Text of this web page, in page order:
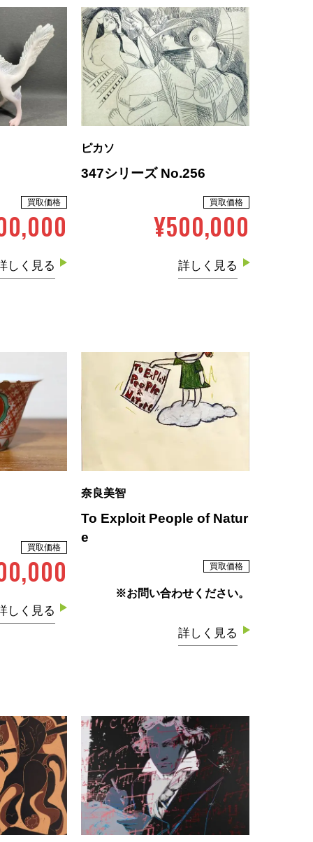
買取価格
しく見る
ピカソ
347シリーズ No.256
買取価格
¥500,000
詳しく見る
買取価格
しく見る
奈良美智
To Exploit People of Natur
e
買取価格
※お問い合わせください。
詳しく見る